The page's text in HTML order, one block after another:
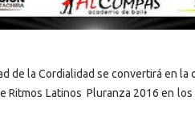
de la Cordialidad se convertirá en
Ritmos Latinos Pluranza 2016 en